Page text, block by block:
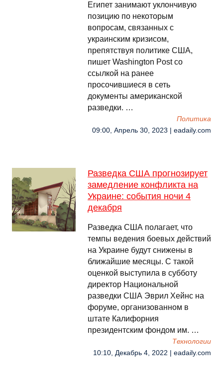
Египет занимают уклончивую
позицию по некоторым
вопросам, связанных с
украинским кризисом,
препятствуя политике США,
пишет Washington Post со
ссылкой на ранее
просочившиеся в сеть
документы американской
разведки. …
Политика
09:00, Апрель 30, 2023 | eadaily.com
Разведка США прогнозирует
замедление конфликта на
Украине: события ночи 4
декабря
Разведка США полагает, что
темпы ведения боевых действий
на Украине будут снижены в
ближайшие месяцы. С такой
оценкой выступила в субботу
директор Национальной
разведки США Эврил Хейнс на
форуме, организованном в
штате Калифорния
президентским фондом им. …
Технологии
10:10, Декабрь 4, 2022 | eadaily.com